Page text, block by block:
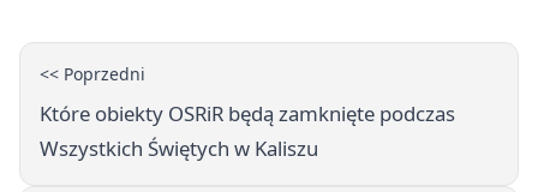
<< Poprzedni
Które obiekty OSRiR będą zamknięte podczas
Wszystkich Świętych w Kaliszu